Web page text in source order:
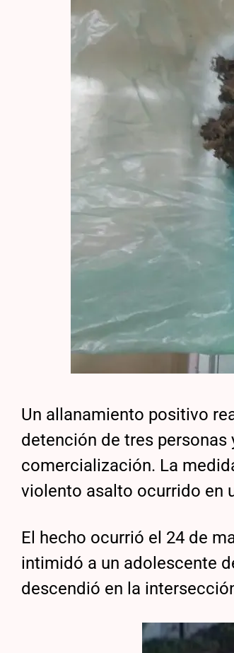
Un allanamiento positivo
detención de tres
comercialización. La
violento asalto ocurrido en
El hecho ocurrió el 24 de
intimidó a un adolescente
descendió en la